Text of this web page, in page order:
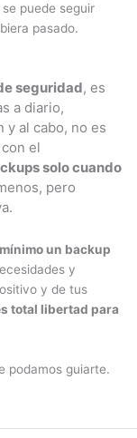
puede seguir
pasado.
seguridad, es
a diario,
y al cabo, no es
el
solo cuando
pero
un backup
y
y de tus
total libertad para
podamos guiarte.